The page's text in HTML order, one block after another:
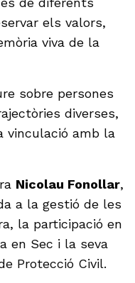
els valors,
viva de la
sobre persones
diverses,
vinculació amb la
Nicolau Fonollar,
a la gestió de les
la participació en
en Sec i la seva
Protecció Civil.